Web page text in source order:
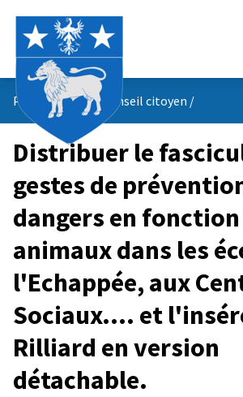
Propositions du conseil citoyen /
Distribuer le
gestes de
dangers en fonction
animaux dans les
l'Echappée, aux
Sociaux.... et
Rilliard en version
détachable.